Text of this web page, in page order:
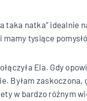
taka natka” idealnie
tysiące
Ela. Gdy
Byłam
w bardzo różnym